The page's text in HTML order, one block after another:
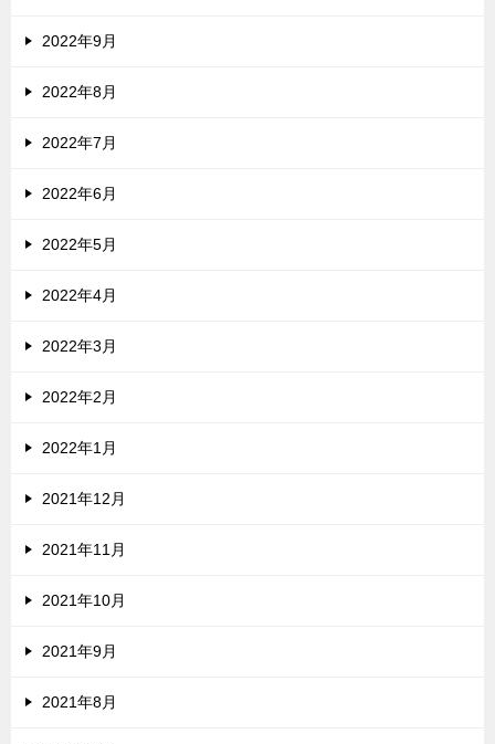
2022年9月
2022年8月
2022年7月
2022年6月
2022年5月
2022年4月
2022年3月
2022年2月
2022年1月
2021年12月
2021年11月
2021年10月
2021年9月
2021年8月